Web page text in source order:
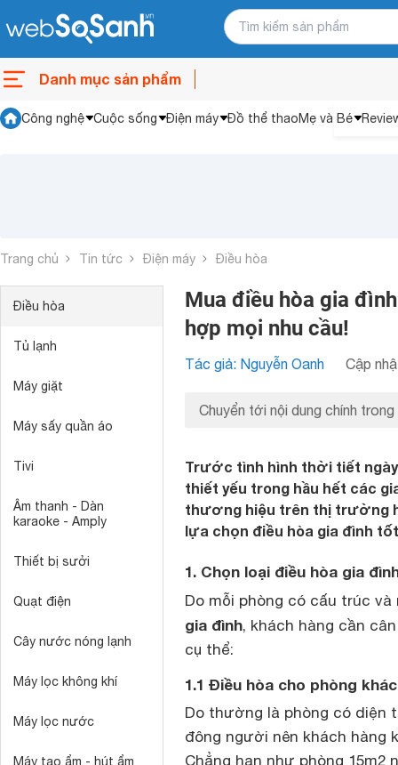
Danh mục sản phẩm
Công nghệ Cuộc sống Điện máy Đồ thể thaoMẹ và Bé
Trang chủ Tin tức Điện máy Điều hòa
Điều hòa
Tủ lạnh
Máy giặt
Máy sấy quần áo
Tivi
Âm thanh - Dàn
karaoke - Amply
Thiết bị sưởi
Quạt điện
Cây nước nóng lạnh
Máy lọc không khí
Máy lọc nước
Máy tạo ẩm - hút ẩm
Mua điều hòa gia
hợp mọi nhu cầu!
Tác giả: Nguyễn Oanh Cập
Chuyển tới nội dung chính trong
Trước tình hình thời tiết
thiết yếu trong hầu hết các
thương hiệu trên thị trường
lựa chọn điều hòa gia đình
1. Chọn loại điều hòa gia
Do mỗi phòng có cấu trúc
gia đình, khách hàng cần
cụ thể:
1.1 Điều hòa cho phòng
Do thường là phòng có diện
đông người nên khách hàng
Chẳng hạn như phòng 15m2